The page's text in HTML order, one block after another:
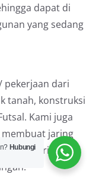
dapat di
yang sedang
pekerjaan dari
tanah, konstruksi
Kami juga
jaring
jaringnya,
Hubungi